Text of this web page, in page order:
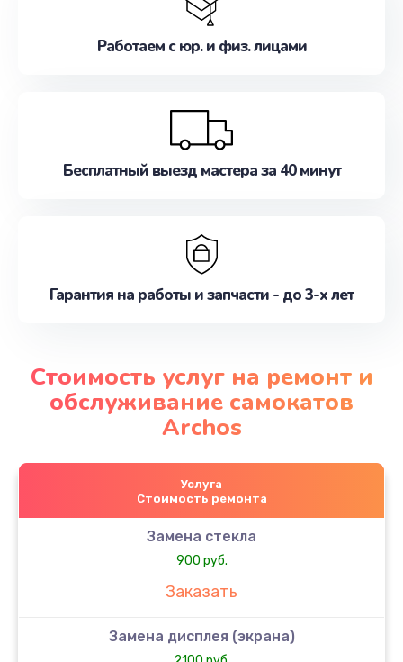
Работаем с юр. и физ. лицами
Бесплатный выезд мастера за 40 минут
Гарантия на работы и запчасти - до 3-х лет
Стоимость услуг на ремонт и
обслуживание самокатов
Archos
Услуга
Стоимость ремонта
Замена стекла
900 руб.
Заказать
Замена дисплея (экрана)